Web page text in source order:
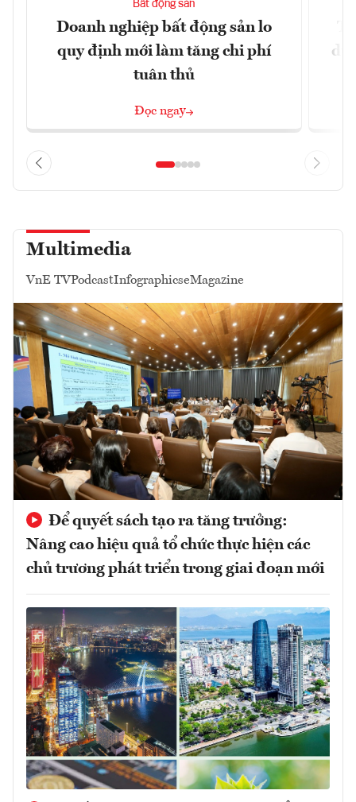
Bất động sản
Doanh nghiệp bất động sản lo
quy định mới làm tăng chi phí
tuân thủ
Đọc ngay
Multimedia
VnE TVPodcastInfographicseMagazine
Để quyết sách tạo ra tăng trưởng:
Nâng cao hiệu quả tổ chức thực hiện các
chủ trương phát triển trong giai đoạn mới